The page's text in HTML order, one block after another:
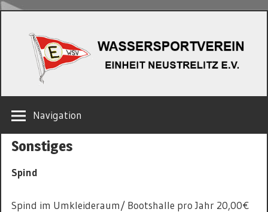
springen
NEUSTRELITZ
E.V.
Navigation
Sonstiges
Spind
Spind im Umkleideraum/ Bootshalle pro Jahr 20,00€